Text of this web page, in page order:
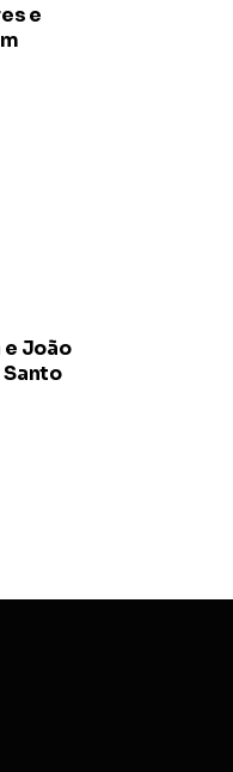
e
e João
Santo